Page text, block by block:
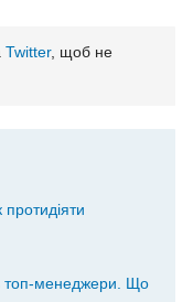
Twitter, щоб не
топ-менеджери. Що